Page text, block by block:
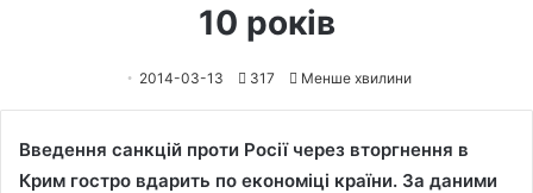
10 років
2014-03-13 317 Менше хвилини
Введення санкцій проти Росії через вторгнення в
Крим гостро вдарить по економіці країни. За даними